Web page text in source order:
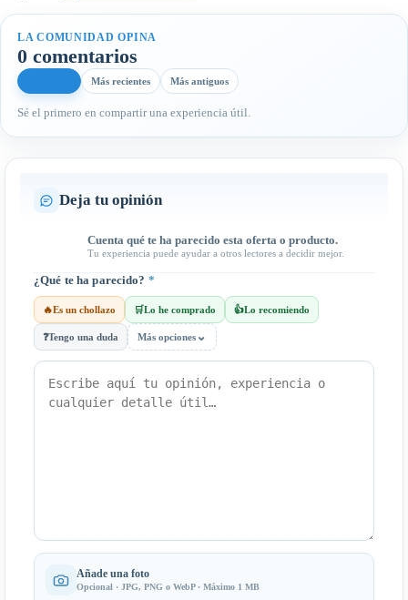
LA COMUNIDAD OPINA
0 comentarios
Más recientes Más antiguos
Sé el primero en compartir una experiencia útil.
Deja tu opinión
Cuenta qué te ha parecido esta oferta o producto.
Tu experiencia puede ayudar a otros lectores a decidir mejor.
¿Qué te ha parecido? *
🔥Es un chollazo 🛒Lo he comprado 👍Lo recomiendo
❓Tengo una duda Más opciones ⌄
Añade una foto
Opcional · JPG, PNG o WebP · Máximo 1 MB